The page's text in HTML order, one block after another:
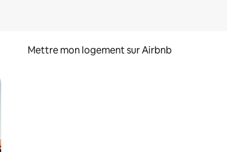
Mettre mon logement sur Airbnb